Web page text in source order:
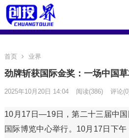
首页 业界
劲牌斩获国际金奖：一场中国
2025年10月20日 14:04 阅读(386) 评论
10月17日—19日，第二十三届中
国际博览中心举行。10月17日下午